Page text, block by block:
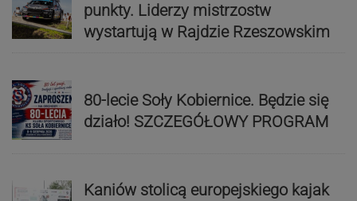
punkty. Liderzy mistrzostw
wystartują w Rajdzie Rzeszowskim
80-lecie Soły Kobiernice. Będzie się
działo! SZCZEGÓŁOWY PROGRAM
Kaniów stolicą europejskiego kajak